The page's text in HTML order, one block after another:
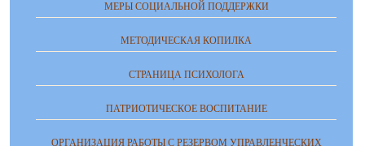
МЕРЫ СОЦИАЛЬНОЙ ПОДДЕРЖКИ
МЕТОДИЧЕСКАЯ КОПИЛКА
СТРАНИЦА ПСИХОЛОГА
ПАТРИОТИЧЕСКОЕ ВОСПИТАНИЕ
ОРГАНИЗАЦИЯ РАБОТЫ С РЕЗЕРВОМ УПРАВЛЕНЧЕСКИХ